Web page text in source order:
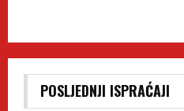
POSLJEDNJI ISPRAĆAJI